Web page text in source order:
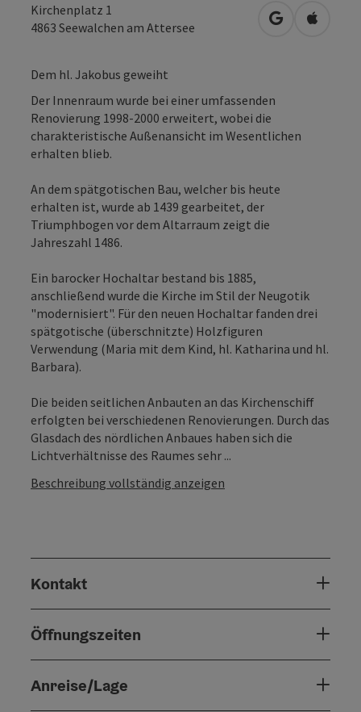
Kirchenplatz 1
4863 Seewalchen am Attersee in Google
in
Dem hl. Jakobus geweiht
Der Innenraum wurde bei einer umfassenden
Renovierung 1998-2000 erweitert, wobei die
charakteristische Außenansicht im Wesentlichen
erhalten blieb.
An dem spätgotischen Bau, welcher bis heute
erhalten ist, wurde ab 1439 gearbeitet, der
Triumphbogen vor dem Altarraum zeigt die
Jahreszahl 1486.
Ein barocker Hochaltar bestand bis 1885,
anschließend wurde die Kirche im Stil der Neugotik
"modernisiert". Für den neuen Hochaltar fanden drei
spätgotische (überschnitzte) Holzfiguren
Verwendung (Maria mit dem Kind, hl. Katharina und hl.
Barbara).
Die beiden seitlichen Anbauten an das Kirchenschiff
erfolgten bei verschiedenen Renovierungen. Durch das
Glasdach des nördlichen Anbaues haben sich die
Lichtverhältnisse des Raumes sehr ...
Beschreibung vollständig anzeigen
Kontakt
Öffnungszeiten
Anreise/Lage